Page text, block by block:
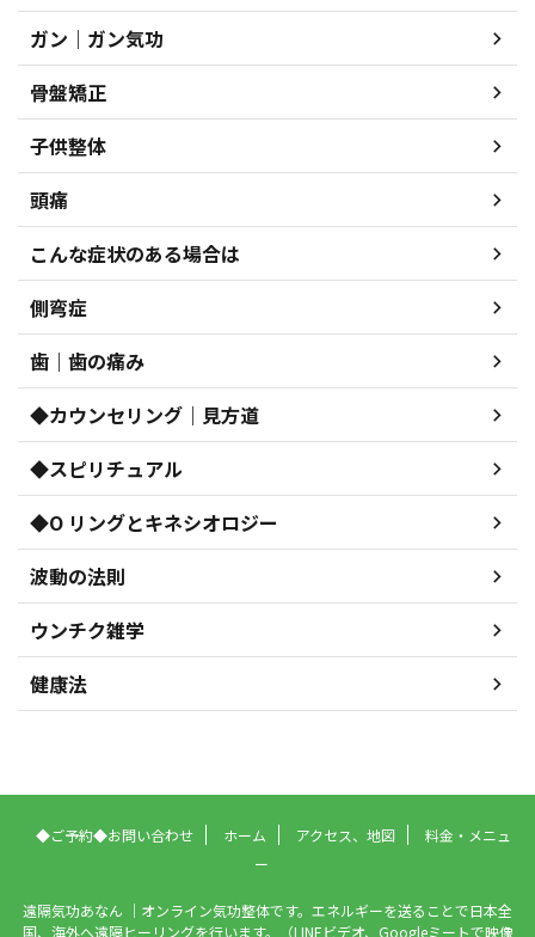
ガン｜ガン気功
骨盤矯正
子供整体
頭痛
こんな症状のある場合は
側弯症
歯｜歯の痛み
◆カウンセリング｜見方道
◆スピリチュアル
◆O リングとキネシオロジー
波動の法則
ウンチク雑学
健康法
◆ご予約◆お問い合わせ ホーム アクセス、地図
料金・メニュ
ー
遠隔気功あなん ｜オンライン気功整体です。エネルギーを送ることで日本全
国、海外へ遠隔ヒーリングを行います。（LINEビデオ、Googleミートで映像